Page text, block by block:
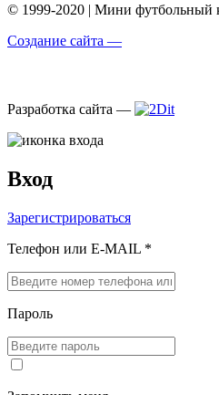
© 1999-2020 | Мини футбольный
Создание сайта —
Разработка сайта —
Вход
Зарегистрироваться
Телефон или E-MAIL *
Пароль